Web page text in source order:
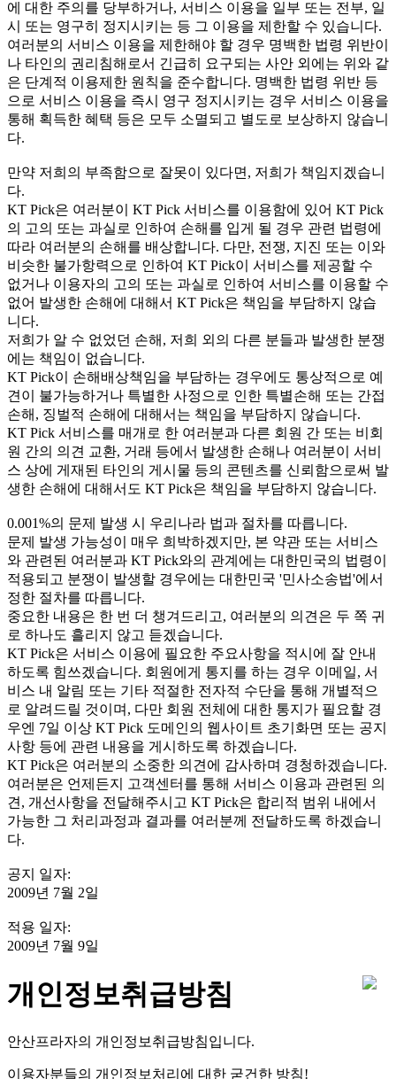
에 대한 주의를 당부하거나, 서비스 이용을 일부 또는 전부, 일
시 또는 영구히 정지시키는 등 그 이용을 제한할 수 있습니다.
여러분의 서비스 이용을 제한해야 할 경우 명백한 법령 위반이
나 타인의 권리침해로서 긴급히 요구되는 사안 외에는 위와 같
은 단계적 이용제한 원칙을 준수합니다. 명백한 법령 위반 등
으로 서비스 이용을 즉시 영구 정지시키는 경우 서비스 이용을
통해 획득한 혜택 등은 모두 소멸되고 별도로 보상하지 않습니
다.
만약 저희의 부족함으로 잘못이 있다면, 저희가 책임지겠습니
다.
KT Pick은 여러분이 KT Pick 서비스를 이용함에 있어 KT Pick
의 고의 또는 과실로 인하여 손해를 입게 될 경우 관련 법령에
따라 여러분의 손해를 배상합니다. 다만, 전쟁, 지진 또는 이와
비슷한 불가항력으로 인하여 KT Pick이 서비스를 제공할 수
없거나 이용자의 고의 또는 과실로 인하여 서비스를 이용할 수
없어 발생한 손해에 대해서 KT Pick은 책임을 부담하지 않습
니다.
저희가 알 수 없었던 손해, 저희 외의 다른 분들과 발생한 분쟁
에는 책임이 없습니다.
KT Pick이 손해배상책임을 부담하는 경우에도 통상적으로 예
견이 불가능하거나 특별한 사정으로 인한 특별손해 또는 간접
손해, 징벌적 손해에 대해서는 책임을 부담하지 않습니다.
KT Pick 서비스를 매개로 한 여러분과 다른 회원 간 또는 비회
원 간의 의견 교환, 거래 등에서 발생한 손해나 여러분이 서비
스 상에 게재된 타인의 게시물 등의 콘텐츠를 신뢰함으로써 발
생한 손해에 대해서도 KT Pick은 책임을 부담하지 않습니다.
0.001%의 문제 발생 시 우리나라 법과 절차를 따릅니다.
문제 발생 가능성이 매우 희박하겠지만, 본 약관 또는 서비스
와 관련된 여러분과 KT Pick와의 관계에는 대한민국의 법령이
적용되고 분쟁이 발생할 경우에는 대한민국 '민사소송법'에서
정한 절차를 따릅니다.
중요한 내용은 한 번 더 챙겨드리고, 여러분의 의견은 두 쪽 귀
로 하나도 흘리지 않고 듣겠습니다.
KT Pick은 서비스 이용에 필요한 주요사항을 적시에 잘 안내
하도록 힘쓰겠습니다. 회원에게 통지를 하는 경우 이메일, 서
비스 내 알림 또는 기타 적절한 전자적 수단을 통해 개별적으
로 알려드릴 것이며, 다만 회원 전체에 대한 통지가 필요할 경
우엔 7일 이상 KT Pick 도메인의 웹사이트 초기화면 또는 공지
사항 등에 관련 내용을 게시하도록 하겠습니다.
KT Pick은 여러분의 소중한 의견에 감사하며 경청하겠습니다.
여러분은 언제든지 고객센터를 통해 서비스 이용과 관련된 의
견, 개선사항을 전달해주시고 KT Pick은 합리적 범위 내에서
가능한 그 처리과정과 결과를 여러분께 전달하도록 하겠습니
다.
공지 일자:
2009년 7월 2일
적용 일자:
2009년 7월 9일
개인정보취급방침
안산프라자의 개인정보취급방침입니다.
이용자분들의 개인정보처리에 대한 굳건한 방침!